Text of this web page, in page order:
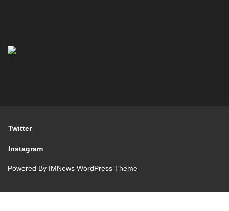
Twitter
Instagram
Powered By IMNews WordPress Theme